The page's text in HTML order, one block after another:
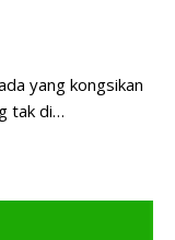
yang kongsikan
tak di…